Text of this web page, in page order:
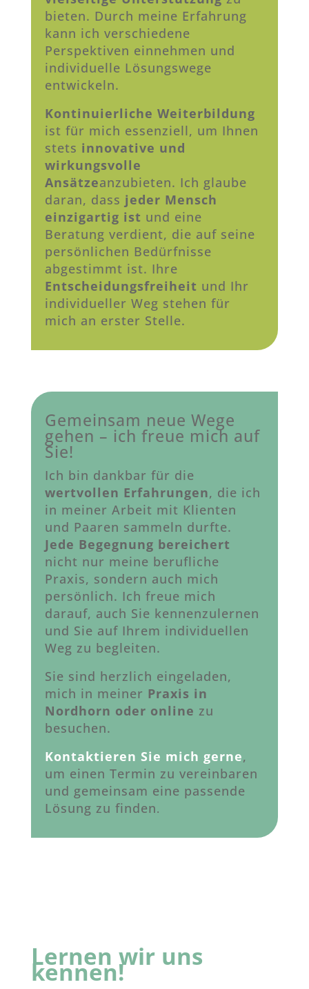
bieten. Durch meine Erfahrung
kann ich verschiedene
Perspektiven einnehmen und
individuelle Lösungswege
entwickeln.
Kontinuierliche Weiterbildung
ist für mich essenziell, um Ihnen
stets innovative und
wirkungsvolle
Ansätzeanzubieten. Ich glaube
daran, dass jeder Mensch
einzigartig ist und eine
Beratung verdient, die auf seine
persönlichen Bedürfnisse
abgestimmt ist. Ihre
Entscheidungsfreiheit und Ihr
individueller Weg stehen für
mich an erster Stelle.
Gemeinsam neue Wege
gehen – ich freue mich auf
Sie!
Ich bin dankbar für die
wertvollen Erfahrungen, die ich
in meiner Arbeit mit Klienten
und Paaren sammeln durfte.
Jede Begegnung bereichert
nicht nur meine berufliche
Praxis, sondern auch mich
persönlich. Ich freue mich
darauf, auch Sie kennenzulernen
und Sie auf Ihrem individuellen
Weg zu begleiten.
Sie sind herzlich eingeladen,
mich in meiner Praxis in
Nordhorn oder online zu
besuchen.
Kontaktieren Sie mich gerne,
um einen Termin zu vereinbaren
und gemeinsam eine passende
Lösung zu finden.
Lernen wir uns
kennen!